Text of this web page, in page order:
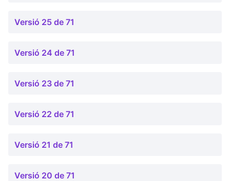
Versió 25 de 71
Versió 24 de 71
Versió 23 de 71
Versió 22 de 71
Versió 21 de 71
Versió 20 de 71